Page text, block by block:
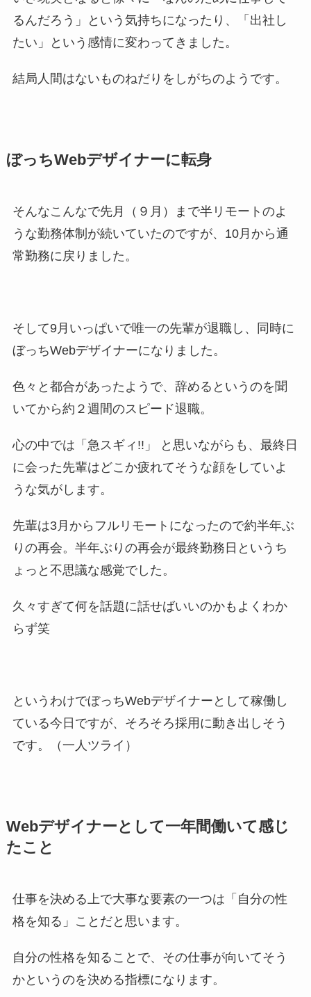
るんだろう」という気持ちになったり、「出社し
たい」という感情に変わってきました。
結局人間はないものねだりをしがちのようです。
ぼっちWebデザイナーに転身
そんなこんなで先月（９月）まで半リモートのよ
うな勤務体制が続いていたのですが、10月から通
常勤務に戻りました。
そして9月いっぱいで唯一の先輩が退職し、同時に
ぼっちWebデザイナーになりました。
色々と都合があったようで、辞めるというのを聞
いてから約２週間のスピード退職。
心の中では「急スギィ!!」 と思いながらも、最終日
に会った先輩はどこか疲れてそうな顔をしていよ
うな気がします。
先輩は3月からフルリモートになったので約半年ぶ
りの再会。半年ぶりの再会が最終勤務日というち
ょっと不思議な感覚でした。
久々すぎて何を話題に話せばいいのかもよくわか
らず笑
というわけでぼっちWebデザイナーとして稼働し
ている今日ですが、そろそろ採用に動き出しそう
です。（一人ツライ）
Webデザイナーとして一年間働いて感じ
たこと
仕事を決める上で大事な要素の一つは「自分の性
格を知る」ことだと思います。
自分の性格を知ることで、その仕事が向いてそう
かというのを決める指標になります。